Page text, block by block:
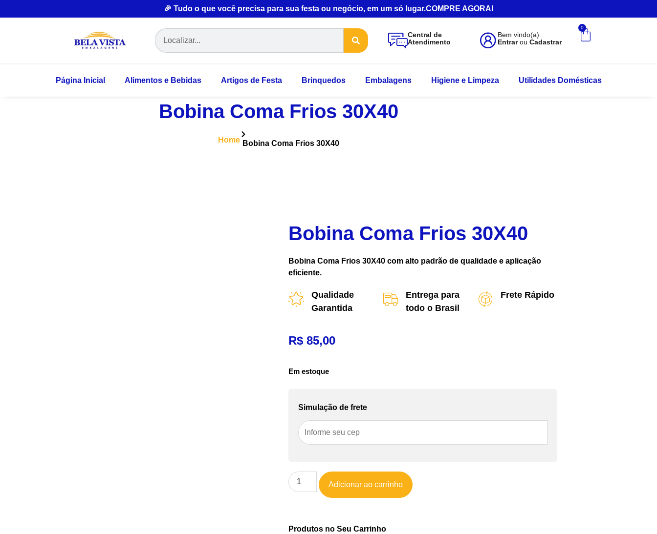
🎉 Tudo o que você precisa para sua festa ou negócio, em um só lugar.COMPRE AGORA!
Central de
Atendimento
Bem vindo(a)
EntrarouCadastrar
0
Página Inicial Alimentos e Bebidas Artigos de Festa Brinquedos Embalagens Higiene e Limpeza Utilidades Domésticas
Bobina Coma Frios 30X40
Home Bobina Coma Frios 30X40
Bobina Coma Frios 30X40
Bobina Coma Frios 30X40 com alto padrão de qualidade e aplicação
eficiente.
Qualidade
Garantida
Entrega para
todo o Brasil
Frete Rápido
R$ 85,00
Em estoque
Simulação de frete
Adicionar ao carrinho
Produtos no Seu Carrinho